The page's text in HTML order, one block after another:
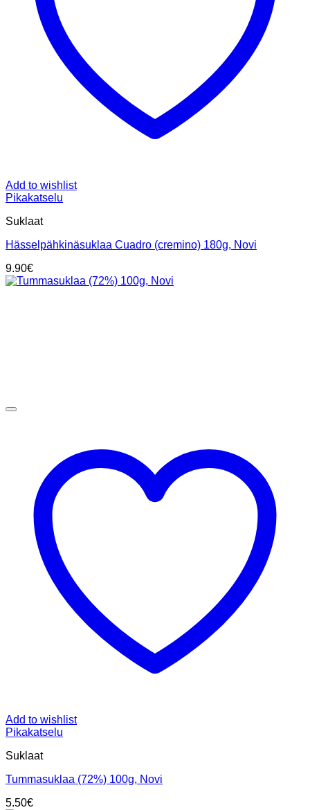
Add to wishlist
Pikakatselu
Suklaat
Hässelpähkinäsuklaa Cuadro (cremino) 180g, Novi
9.90€
Add to wishlist
Pikakatselu
Suklaat
Tummasuklaa (72%) 100g, Novi
5.50€